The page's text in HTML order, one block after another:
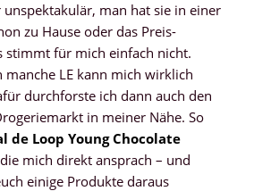
man hat sie in einer
zu Hause oder das Preis-
stimmt für mich einfach nicht.
manche LE kann mich wirklich
durchforste ich dann auch den
in meiner Nähe. So
de Loop Young Chocolate
mich direkt ansprach – und
einige Produkte daraus